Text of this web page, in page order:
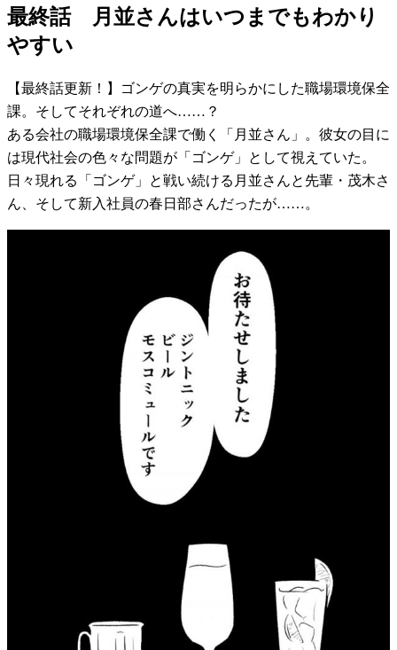
最終話 月並さんはいつまでもわかり
やすい
【最終話更新！】ゴンゲの真実を明らかにした職場環境保全
課。そしてそれぞれの道へ……？
ある会社の職場環境保全課で働く「月並さん」。彼女の目に
は現代社会の色々な問題が「ゴンゲ」として視えていた。
日々現れる「ゴンゲ」と戦い続ける月並さんと先輩・茂木さ
ん、そして新入社員の春日部さんだったが……。